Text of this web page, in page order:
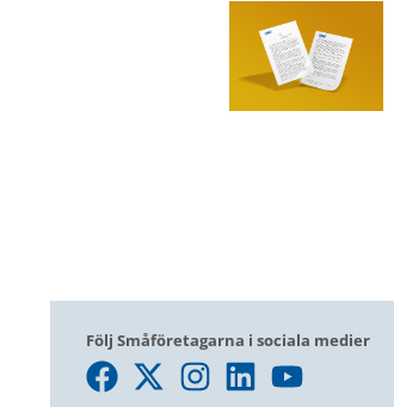
Följ Småföretagarna i sociala medier